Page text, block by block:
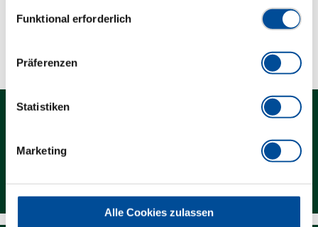
Funktional erforderlich
Präferenzen
Statistiken
Marketing
Alle Cookies zulassen
Kontakt